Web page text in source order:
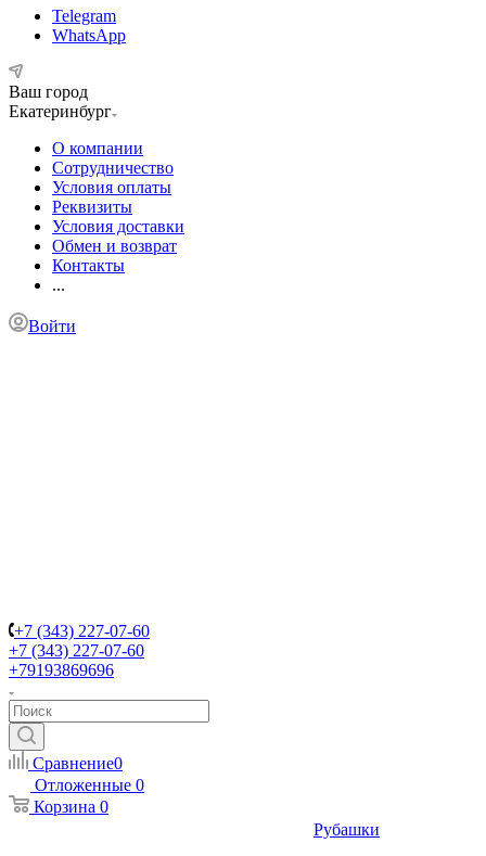
Telegram
WhatsApp
Ваш город
Екатеринбург
О компании
Сотрудничество
Условия оплаты
Реквизиты
Условия доставки
Обмен и возврат
Контакты
...
Войти
+7 (343) 227-07-60
+7 (343) 227-07-60
+79193869696
Сравнение0
Отложенные 0
Корзина 0
Рубашки